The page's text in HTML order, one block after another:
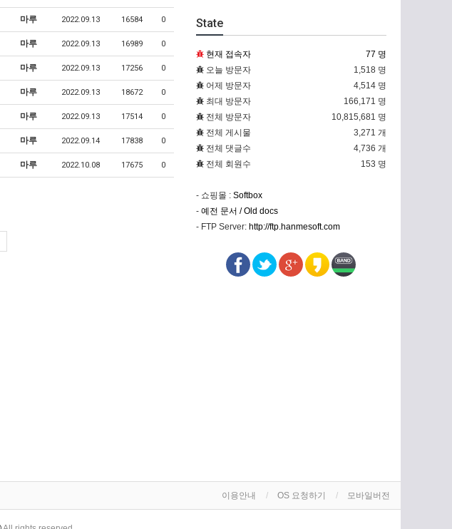
마루 2022.09.13 16584 0
마루 2022.09.13 16989 0
마루 2022.09.13 17256 0
마루 2022.09.13 18672 0
마루 2022.09.13 17514 0
마루 2022.09.14 17838 0
마루 2022.10.08 17675 0
State
현재 접속자
77 명
오늘 방문자
1,518 명
어제 방문자
4,514 명
최대 방문자
166,171 명
전체 방문자
10,815,681 명
전체 게시물
3,271 개
전체 댓글수
4,736 개
전체 회원수
153 명
- 쇼핑몰 : Softbox
- 예전 문서 / Old docs
- FTP Server: http://ftp.hanmesoft.com
이용안내 OS 요청하기 모바일버전